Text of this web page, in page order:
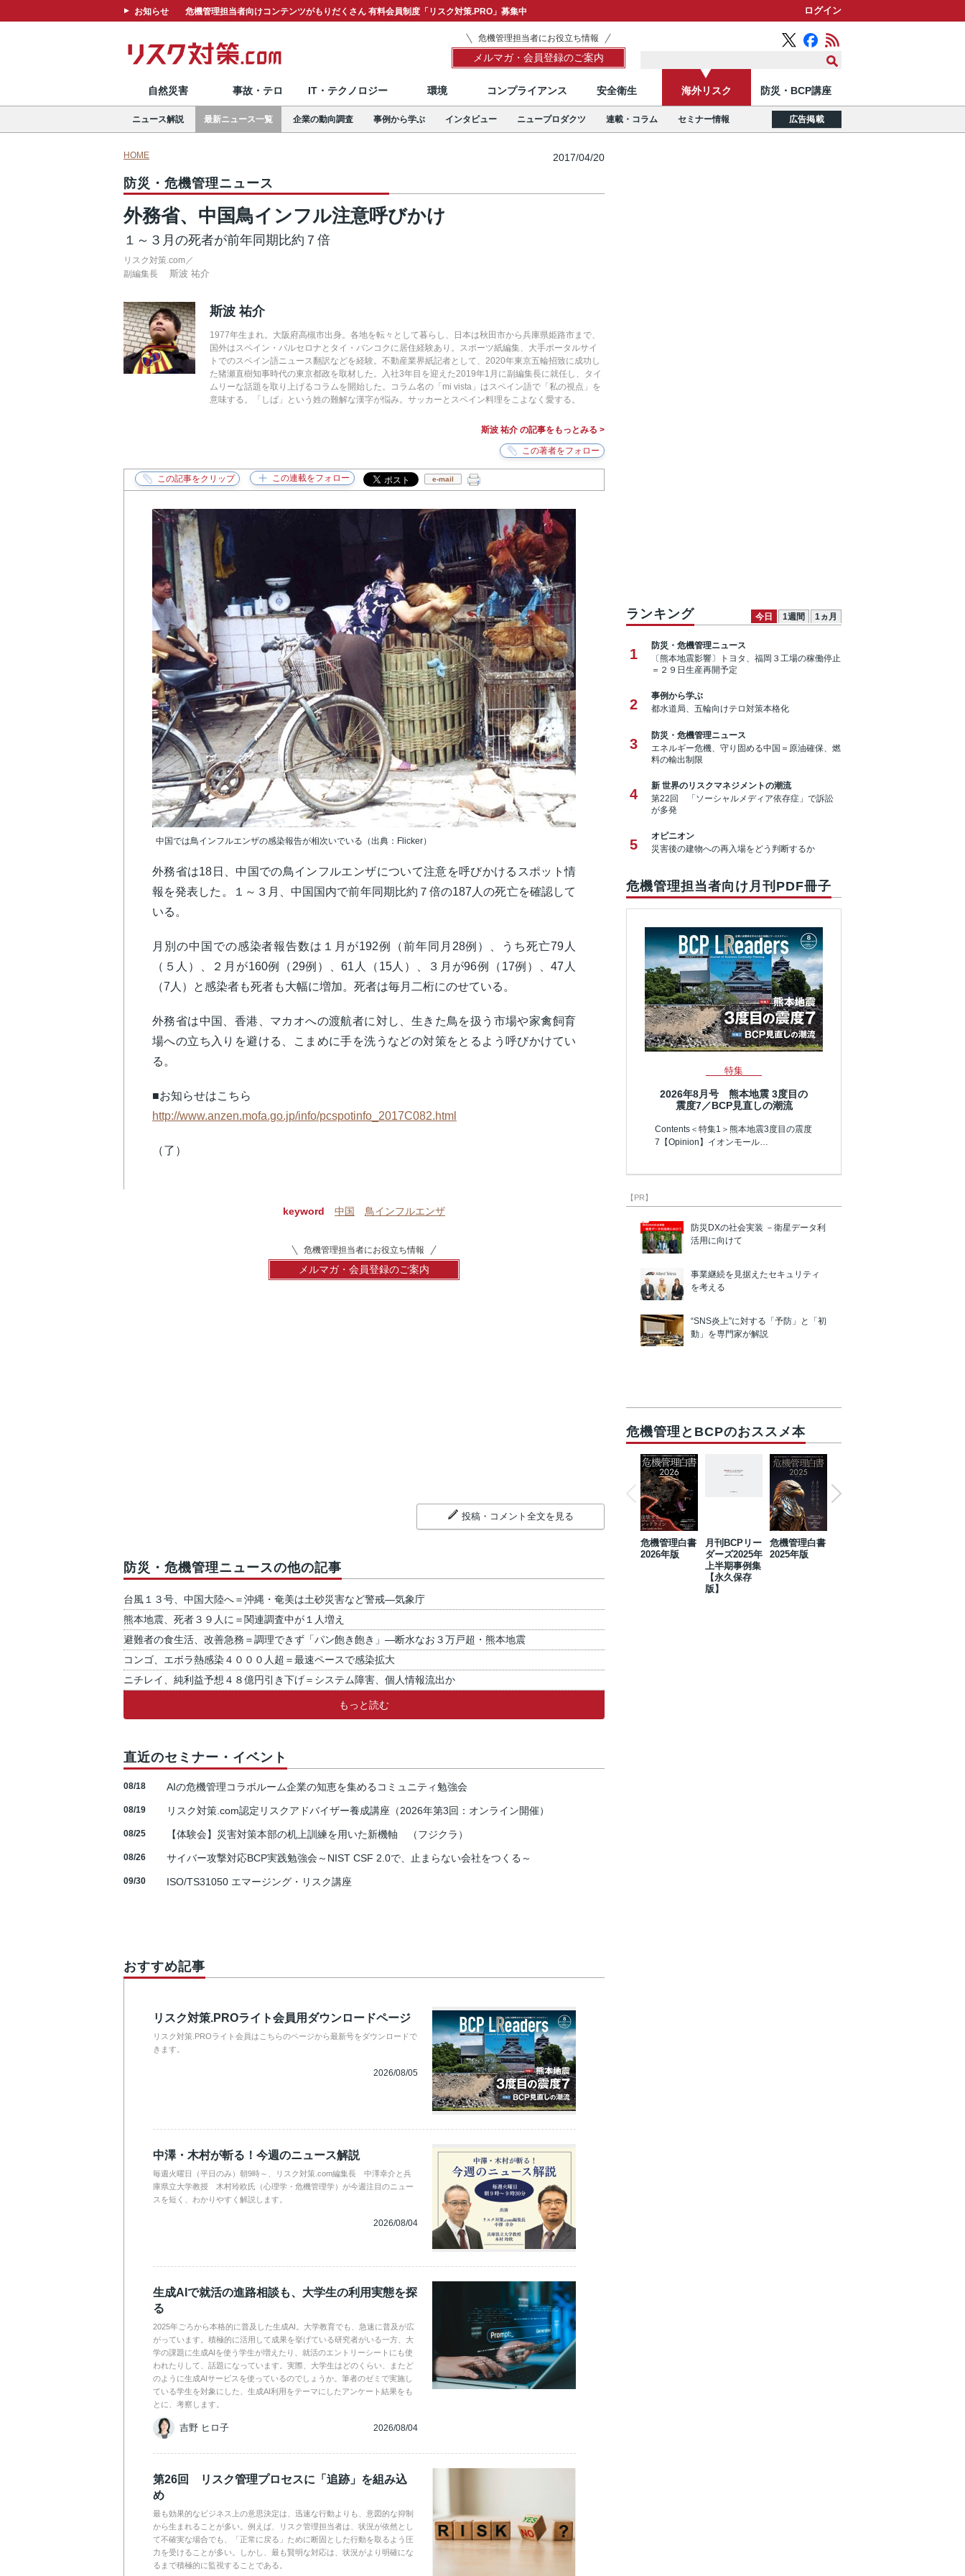
お知らせ 危機管理担当者向けコンテンツがもりだくさん 有料会員制度「リスク対策.PRO」募集中 ログイン
危機管理担当者にお役立ち情報
メルマガ・会員登録のご案内
自然災害 事故・テロ IT・テクノロジー 環境 コンプライアンス 安全衛生 海外リスク 防災・BCP講座
ニュース解説 最新ニュース一覧 企業の動向調査 事例から学ぶ インタビュー ニュープロダクツ 連載・コラム セミナー情報 広告掲載
HOME 2017/04/20
防災・危機管理ニュース
外務省、中国鳥インフル注意呼びかけ
１～３月の死者が前年同期比約７倍
リスク対策.com／
副編集長
斯波 祐介
斯波 祐介
1977年生まれ。大阪府高槻市出身。各地を転々として暮らし、日本は秋田市から兵庫県姫路市まで、
国外はスペイン・バルセロナとタイ・バンコクに居住経験あり。スポーツ紙編集、大手ポータルサイ
トでのスペイン語ニュース翻訳などを経験。不動産業界紙記者として、2020年東京五輪招致に成功し
た猪瀬直樹知事時代の東京都政を取材した。入社3年目を迎えた2019年1月に副編集長に就任し、タイ
ムリーな話題を取り上げるコラムを開始した。コラム名の「mi vista」はスペイン語で「私の視点」を
意味する。「しば」という姓の難解な漢字が悩み。サッカーとスペイン料理をこよなく愛する。
斯波 祐介 の記事をもっとみる >
e-mail
中国では鳥インフルエンザの感染報告が相次いでいる（出典：Flicker）
外務省は18日、中国での鳥インフルエンザについて注意を呼びかけるスポット情
報を発表した。１～３月、中国国内で前年同期比約７倍の187人の死亡を確認して
いる。
月別の中国での感染者報告数は１月が192例（前年同月28例）、うち死亡79人
（５人）、２月が160例（29例）、61人（15人）、３月が96例（17例）、47人
（7人）と感染者も死者も大幅に増加。死者は毎月二桁にのせている。
外務省は中国、香港、マカオへの渡航者に対し、生きた鳥を扱う市場や家禽飼育
場への立ち入りを避ける、こまめに手を洗うなどの対策をとるよう呼びかけてい
る。
■お知らせはこちら
http://www.anzen.mofa.go.jp/info/pcspotinfo_2017C082.html
（了）
keyword 中国 鳥インフルエンザ
危機管理担当者にお役立ち情報
メルマガ・会員登録のご案内
投稿・コメント全文を見る
防災・危機管理ニュースの他の記事
台風１３号、中国大陸へ＝沖縄・奄美は土砂災害など警戒―気象庁
熊本地震、死者３９人に＝関連調査中が１人増え
避難者の食生活、改善急務＝調理できず「パン飽き飽き」―断水なお３万戸超・熊本地震
コンゴ、エボラ熱感染４０００人超＝最速ペースで感染拡大
ニチレイ、純利益予想４８億円引き下げ＝システム障害、個人情報流出か
もっと読む
直近のセミナー・イベント
08/18 AIの危機管理コラボルーム企業の知恵を集めるコミュニティ勉強会
08/19 リスク対策.com認定リスクアドバイザー養成講座（2026年第3回：オンライン開催）
08/25 【体験会】災害対策本部の机上訓練を用いた新機軸 （フジクラ）
08/26 サイバー攻撃対応BCP実践勉強会～NIST CSF 2.0で、止まらない会社をつくる～
09/30 ISO/TS31050 エマージング・リスク講座
おすすめ記事
リスク対策.PROライト会員用ダウンロードページ
リスク対策.PROライト会員はこちらのページから最新号をダウンロードで
きます。
2026/08/05
中澤・木村が斬る！今週のニュース解説
毎週火曜日（平日のみ）朝9時～、リスク対策.com編集長 中澤幸介と兵
庫県立大学教授 木村玲欧氏（心理学・危機管理学）が今週注目のニュー
スを短く、わかりやすく解説します。
2026/08/04
生成AIで就活の進路相談も、大学生の利用実態を探
る
2025年ごろから本格的に普及した生成AI。大学教育でも、急速に普及が広
がっています。積極的に活用して成果を挙げている研究者がいる一方、大
学の課題に生成AIを使う学生が増えたり、就活のエントリーシートにも使
われたりして、話題になっています。実際、大学生はどのくらい、またど
のように生成AIサービスを使っているのでしょうか。筆者のゼミで実施し
ている学生を対象にした、生成AI利用をテーマにしたアンケート結果をも
とに、考察します。
吉野 ヒロ子 2026/08/04
第26回 リスク管理プロセスに「追跡」を組み込
め
最も効果的なビジネス上の意思決定は、迅速な行動よりも、意図的な抑制
から生まれることが多い。例えば、リスク管理担当者は、状況が依然とし
て不確実な場合でも、「正常に戻る」ために断固とした行動を取るよう圧
力を受けることが多い。しかし、最も賢明な対応は、状況がより明確にな
るまで積極的に監視することである。
ランキング 今日 1週間 1ヵ月
1
防災・危機管理ニュース
〔熊本地震影響〕トヨタ、福岡３工場の稼働停止
＝２９日生産再開予定
2
事例から学ぶ
都水道局、五輪向けテロ対策本格化
3
防災・危機管理ニュース
エネルギー危機、守り固める中国＝原油確保、燃
料の輸出制限
4
新 世界のリスクマネジメントの潮流
第22回 「ソーシャルメディア依存症」で訴訟
が多発
5
オピニオン
災害後の建物への再入場をどう判断するか
危機管理担当者向け月刊PDF冊子
特集
2026年8月号 熊本地震 3度目の
震度7／BCP見直しの潮流
Contents＜特集1＞熊本地震3度目の震度
7【Opinion】イオンモール…
【PR】
防災DXの社会実装 －衛星データ利
活用に向けて
事業継続を見据えたセキュリティ
を考える
“SNS炎上”に対する「予防」と「初
動」を専門家が解説
危機管理とBCPのおススメ本
危機管理白書
2026年版
月刊BCPリー
ダーズ2025年
上半期事例集
【永久保存
版】
危機管理白書
2025年版